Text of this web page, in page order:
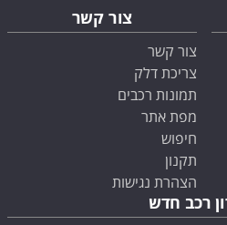
צור קשר
צור קשר
צריכת דלק
תמונות רכבים
מפת אתר
חיפוש
תקנון
הצהרת נגישות
רכב חדש